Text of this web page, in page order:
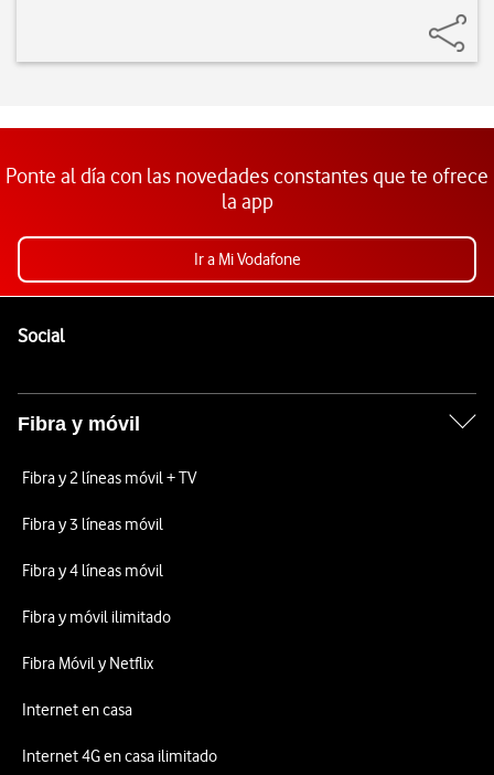
Ponte al día con las novedades constantes que te ofrece
la app
Ir a Mi Vodafone
SocialEnlaces a las redes sociales de Vodafone
Fibra y móvil
Fibra y 2 líneas móvil + TV
Fibra y 3 líneas móvil
Fibra y 4 líneas móvil
Fibra y móvil ilimitado
Fibra Móvil y Netflix
Internet en casa
Internet 4G en casa ilimitado